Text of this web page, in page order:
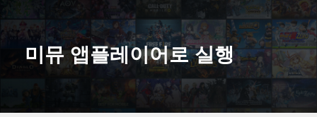
미뮤 앱플레이어로 실행